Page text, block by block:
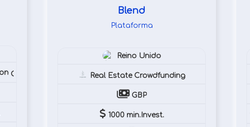
Crowdlending
Blend
Plataforma
Reino Unido
Real Estate Crowdfunding
GBP
1000 min.Invest.